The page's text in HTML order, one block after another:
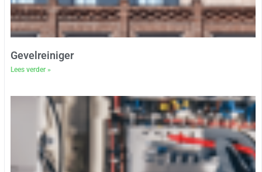
Gevelreiniger
Lees verder »